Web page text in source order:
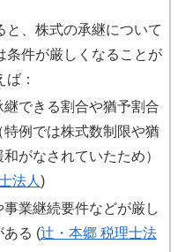
と、株式の承継について
条件が厳しくなることが
：
できる割合や猶予割合
特例では株式数制限や猶
がなされていたため）
法人 )
事業継続要件などが厳し
ある (辻・本郷 税理士法